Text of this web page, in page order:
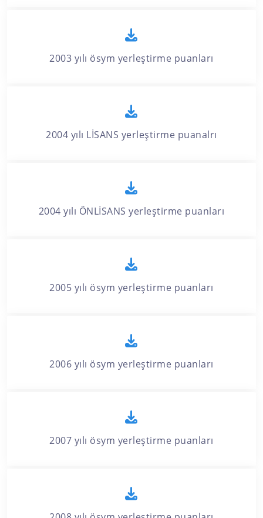
2003 yılı ösym yerleştirme puanları
2004 yılı LİSANS yerleştirme puanalrı
2004 yılı ÖNLİSANS yerleştirme puanları
2005 yılı ösym yerleştirme puanları
2006 yılı ösym yerleştirme puanları
2007 yılı ösym yerleştirme puanları